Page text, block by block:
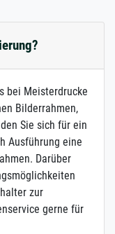
bei Meisterdrucke
Bilderrahmen,
Sie sich für ein
Ausführung eine
Darüber
zur
gerne für